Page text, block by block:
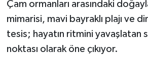
Çam ormanları arasındaki
mimarisi, mavi bayraklı plajı ve
tesis; hayatın ritmini yavaşlatan
noktası olarak öne çıkıyor.